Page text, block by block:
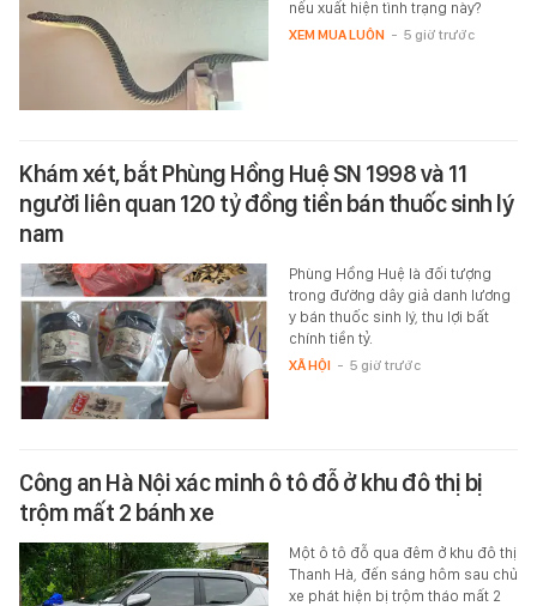
nếu xuất hiện tình trạng này?
XEM MUA LUÔN - 5 giờ trước
Khám xét, bắt Phùng Hồng Huệ SN 1998 và 11
người liên quan 120 tỷ đồng tiền bán thuốc sinh lý
nam
Phùng Hồng Huệ là đối tượng
trong đường dây giả danh lương
y bán thuốc sinh lý, thu lợi bất
chính tiền tỷ.
XÃ HỘI - 5 giờ trước
Công an Hà Nội xác minh ô tô đỗ ở khu đô thị bị
trộm mất 2 bánh xe
Một ô tô đỗ qua đêm ở khu đô thị
Thanh Hà, đến sáng hôm sau chủ
xe phát hiện bị trộm tháo mất 2